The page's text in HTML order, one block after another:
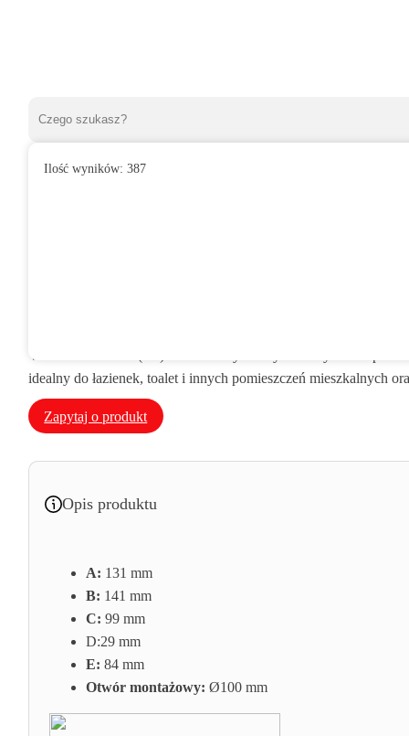
Ilość wyników:387
VITARO 150 WP (LS) kolor czarny – w tym wentylatorze
idealny do łazienek, toalet i innych pomieszczeń mieszkalnych
Zapytaj o produkt
Opis produktu
A: 131 mm
B: 141 mm
C: 99 mm
D:29 mm
E: 84 mm
Otwór montażowy: Ø100 mm